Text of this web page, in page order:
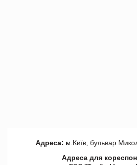
Адреса: м.Київ, бульвар
Адреса для